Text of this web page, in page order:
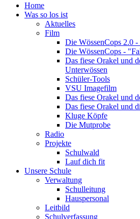
Home
Was so los ist
Aktuelles
Film
Die WössenCops 2.0
Die WössenCops -
Das fiese Orakel und
Unterwössen
Schüler-Tools
VSU Imagefilm
Das fiese Orakel und
Das fiese Orakel und
Kluge Köpfe
Die Mutprobe
Radio
Projekte
Schulwald
Lauf dich fit
Unsere Schule
Verwaltung
Schulleitung
Hauspersonal
Leitbild
Schulverfassung